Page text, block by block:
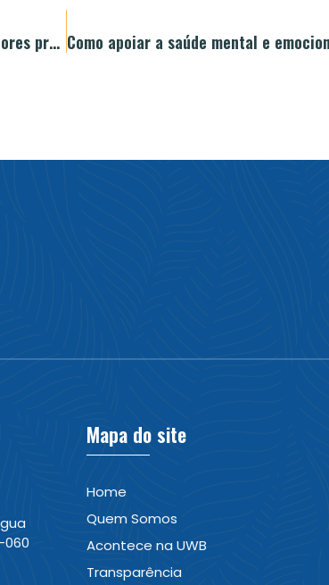
UWB ganha o Prêmio VOL por melhores práticas de voluntariado
060
Mapa do site
Home
Quem Somos
Acontece na UWB
Transparência